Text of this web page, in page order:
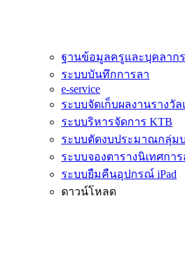
ฐานข้อมูลครูและบุคลากร
ระบบบันทึกการลา
e-service
ระบบจัดเก็บผลงานรางวัล
ระบบริหารจัดการ KTB
ระบบตัดงบประมาณกลุ่ม
ระบบจองตารางนิเทศกา
ระบบยืมคืนอุปกรณ์ iPad
ดาวน์โหลด